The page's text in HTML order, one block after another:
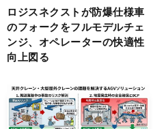
ロジスネクストが防爆仕様車
のフォークをフルモデルチェ
ンジ、オペレーターの快適性
向上図る